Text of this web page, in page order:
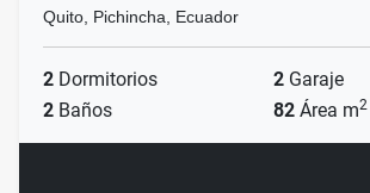
Quito, Pichincha, Ecuador
2 Dormitorios 2 Garaje
2 Baños 82 Área m2